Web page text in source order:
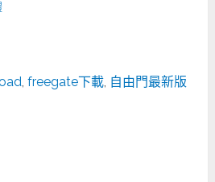
,freegate下載, 自由門最新版